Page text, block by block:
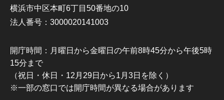
横浜市中区本町6丁目50番地の10
法人番号：3000020141003
開庁時間：月曜日から金曜日の午前8時45分から午後5時
15分まで
（祝日・休日・12月29日から1月3日を除く）
※一部の窓口では開庁時間が異なる場合があります